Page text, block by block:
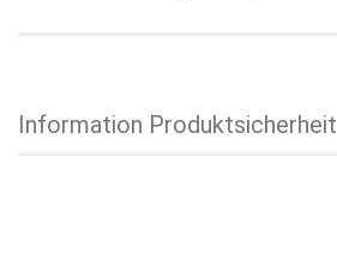
Information Produktsicherheit